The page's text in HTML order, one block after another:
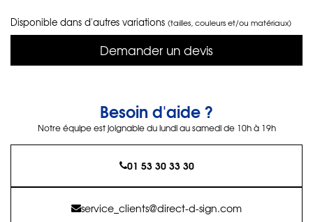
Disponible dans d'autres variations (tailles, couleurs et/ou matériaux)
Demander un devis
Besoin d'aide ?
Notre équipe est joignable du lundi au samedi de 10h à 19h
01 53 30 33 30
service_clients@direct-d-sign.com